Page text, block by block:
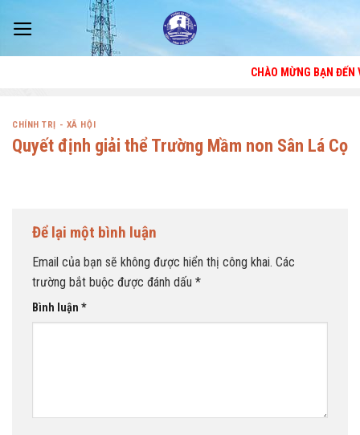
CHÀO MỪNG BẠN ĐẾN VỚI
CHÍNH TRỊ - XÃ HỘI
Quyết định giải thể Trường Mầm non Sân Lá Cọ
Để lại một bình luận
Email của bạn sẽ không được hiển thị công khai. Các
trường bắt buộc được đánh dấu *
Bình luận *